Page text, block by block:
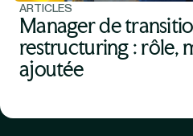
ARTICLES
Manager de
restructuring : rôle,
ajoutée